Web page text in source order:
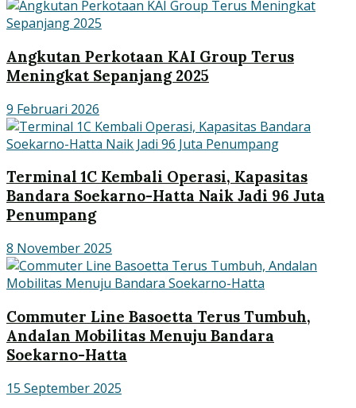
Angkutan Perkotaan KAI Group Terus
Meningkat Sepanjang 2025
9 Februari 2026
Terminal 1C Kembali Operasi, Kapasitas
Bandara Soekarno-Hatta Naik Jadi 96 Juta
Penumpang
8 November 2025
Commuter Line Basoetta Terus Tumbuh,
Andalan Mobilitas Menuju Bandara
Soekarno-Hatta
15 September 2025